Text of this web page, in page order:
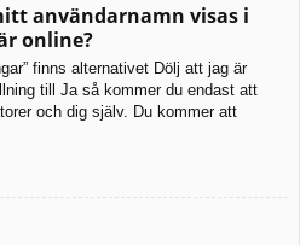
användarnamn visas i
online?
finns alternativet Dölj att jag är
till Ja så kommer du endast att
och dig själv. Du kommer att